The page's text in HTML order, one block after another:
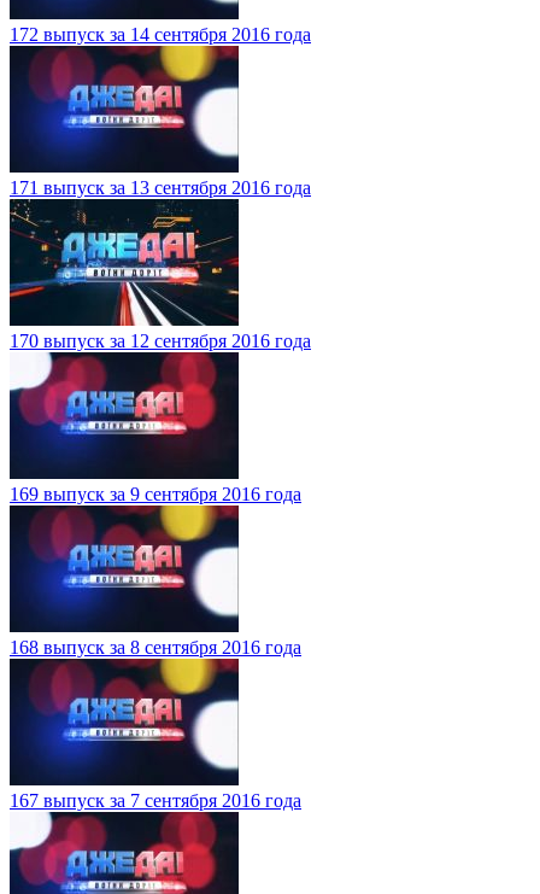
172 выпуск за 14 сентября 2016 года
171 выпуск за 13 сентября 2016 года
170 выпуск за 12 сентября 2016 года
169 выпуск за 9 сентября 2016 года
168 выпуск за 8 сентября 2016 года
167 выпуск за 7 сентября 2016 года